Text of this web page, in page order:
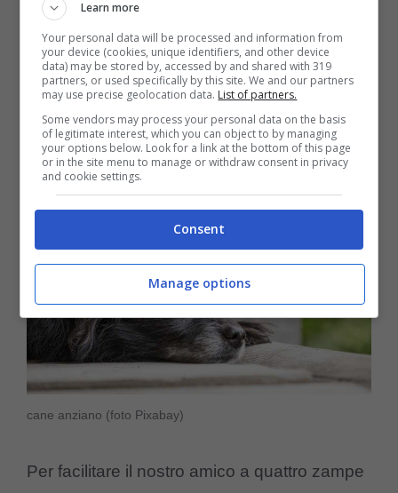
malattie cardiache
disturbi metabolici , in tal caso contattare il
veterinario.
Perdita di peso nel cane: rimedi
cane anziano (foto Pixabay)
Per facilitare il nostro amico a quattro zampe
Learn more
Your personal data will be processed and information from
your device (cookies, unique identifiers, and other device
data) may be stored by, accessed by and shared with 319
partners, or used specifically by this site. We and our partners
may use precise geolocation data. List of partners.
Some vendors may process your personal data on the basis
of legitimate interest, which you can object to by managing
your options below. Look for a link at the bottom of this page
or in the site menu to manage or withdraw consent in privacy
and cookie settings.
Consent
Manage options